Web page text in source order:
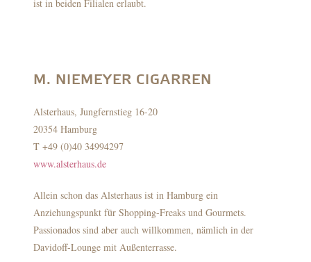
ist in beiden Filialen erlaubt.
M. NIEMEYER CIGARREN
Alsterhaus, Jungfernstieg 16-20
20354 Hamburg
T +49 (0)40 34994297
www.alsterhaus.de
Allein schon das Alsterhaus ist in Hamburg ein
Anziehungspunkt für Shopping-Freaks und Gourmets.
Passionados sind aber auch willkommen, nämlich in der
Davidoff-Lounge mit Außenterrasse.